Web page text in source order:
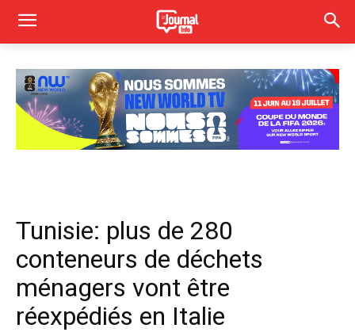
Tunisie: plus de 280
conteneurs de déchets
ménagers vont être
réexpédiés en Italie